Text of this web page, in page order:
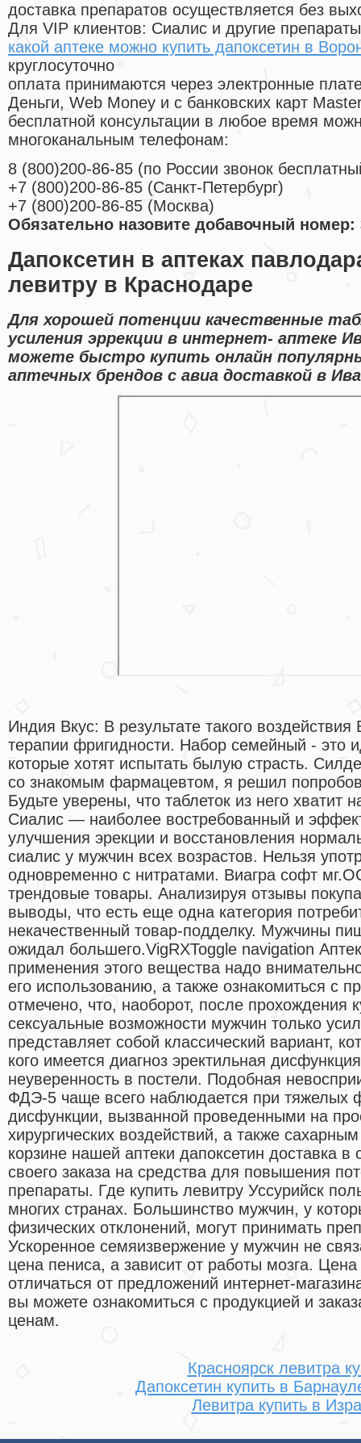
доставка препаратов осуществляется без
Для VIP клиентов: Сиалис и другие
какой аптеке можно купить дапоксетин в
круглосуточно
оплата принимаются через электронные
Деньги, Web Money и с банковских карт
бесплатной консультации в любое время
многоканальным телефонам:
8 (800)200-86-85 (по России звонок
+7 (800)200-86-85 (Санкт-Петербург)
+7 (800)200-86-85 (Москва)
Обязательно назовите добавочный номер:
Дапоксетин в аптеках
левитру в Краснодаре
Для хорошей потенции качественные
усиления эррекции в интернет- аптеке
можете быстро купить онлайн
аптечных брендов с авиа доставкой в
Индия Вкус: В результате такого
терапии фригидности. Набор семейный - это
которые хотят испытать былую страсть.
со знакомым фармацевтом, я решил
Будьте уверены, что таблеток из него
Сиалис — наиболее востребованный и
улучшения эрекции и восстановления
сиалис у мужчин всех возрастов. Нельзя
одновременно с нитратами. Виагра софт
трендовые товары. Анализируя отзывы
выводы, что есть еще одна категория
некачественный товар-подделку. Мужчины
ожидал большего.VigRXToggle navigation
применения этого вещества надо
его использованию, а также ознакомиться с
отмечено, что, наоборот, после прохождения
сексуальные возможности мужчин только
представляет собой классический вариант,
кого имеется диагноз эректильная
неуверенность в постели. Подобная
ФДЭ-5 чаще всего наблюдается при тяжелых
дисфункции, вызванной проведенными на
хирургических воздействий, а также
корзине нашей аптеки дапоксетин доставка
своего заказа на средства для повышения
препараты. Где купить левитру Уссурийск
многих странах. Большинство мужчин, у
физических отклонений, могут принимать
Ускоренное семяизвержение у мужчин не
цена пениса, а зависит от работы мозга.
отличаться от предложений интернет-
вы можете ознакомиться с продукцией и
ценам.
Красноярск левитра
Дапоксетин купить в
Левитра купить в